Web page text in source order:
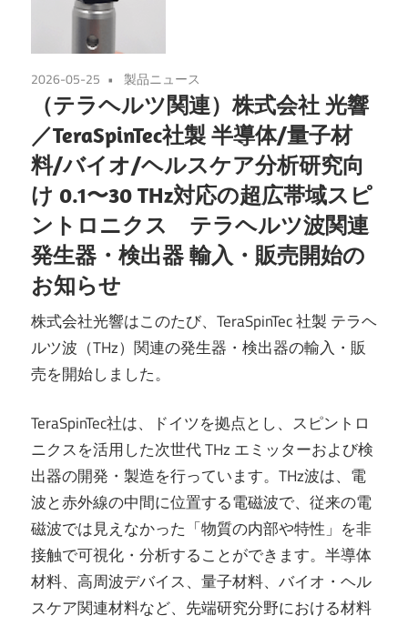
2026-05-25 製品ニュース
（テラヘルツ関連）株式会社 光響
／TeraSpinTec社製 半導体/量子材
料/バイオ/ヘルスケア分析研究向
け 0.1〜30 THz対応の超広帯域スピ
ントロニクス テラヘルツ波関連
発生器・検出器 輸入・販売開始の
お知らせ
株式会社光響はこのたび、TeraSpinTec 社製 テラヘ
ルツ波（THz）関連の発生器・検出器の輸入・販
売を開始しました。
TeraSpinTec社は、ドイツを拠点とし、スピントロ
ニクスを活用した次世代 THz エミッターおよび検
出器の開発・製造を行っています。THz波は、電
波と赤外線の中間に位置する電磁波で、従来の電
磁波では見えなかった「物質の内部や特性」を非
接触で可視化・分析することができます。半導体
材料、高周波デバイス、量子材料、バイオ・ヘル
スケア関連材料など、先端研究分野における材料